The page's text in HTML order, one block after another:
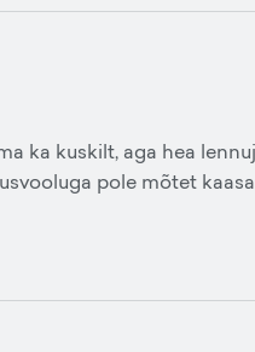
ka kuskilt, aga hea
pole mõtet